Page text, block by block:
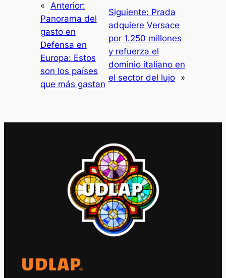
« Anterior:
Panorama del
gasto en
Defensa en
Europa: Estos
son los países
que más gastan
Siguiente: Prada
adquiere Versace
por 1.250 millones
y refuerza el
dominio italiano en
el sector del lujo
»